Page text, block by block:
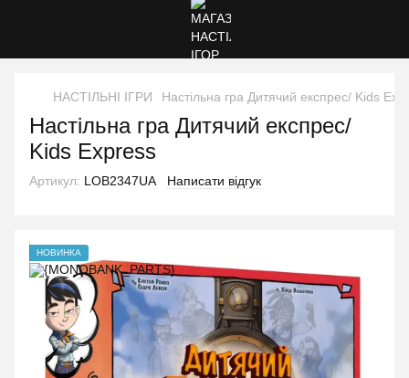
НАСТІЛЬНІ ІГРИ Настільна гра Дитячий експрес/ Kids
Настільна гра Дитячий експрес/
Kids Express
Артикул: LOB2347UA Написати відгук
НОВИНКА